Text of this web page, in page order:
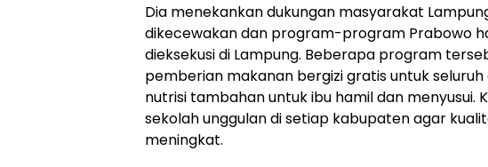
Dia menekankan dukungan masyarakat
dikecewakan dan program-program Prabowo
dieksekusi di Lampung. Beberapa program
pemberian makanan bergizi gratis untuk seluruh
nutrisi tambahan untuk ibu hamil dan menyusui.
sekolah unggulan di setiap kabupaten agar
meningkat.